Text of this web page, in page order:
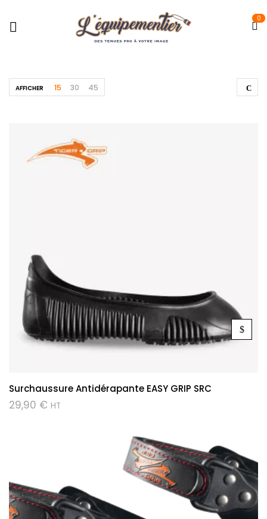
0
AFFICHER 15 30 45
Surchaussure Antidérapante EASY GRIP SRC
29,90 € HT